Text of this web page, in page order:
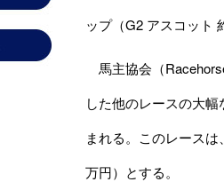
ップ（G2 アスコット
馬主協会（
した他のレースの大
まれる。このレース
万円）とする。